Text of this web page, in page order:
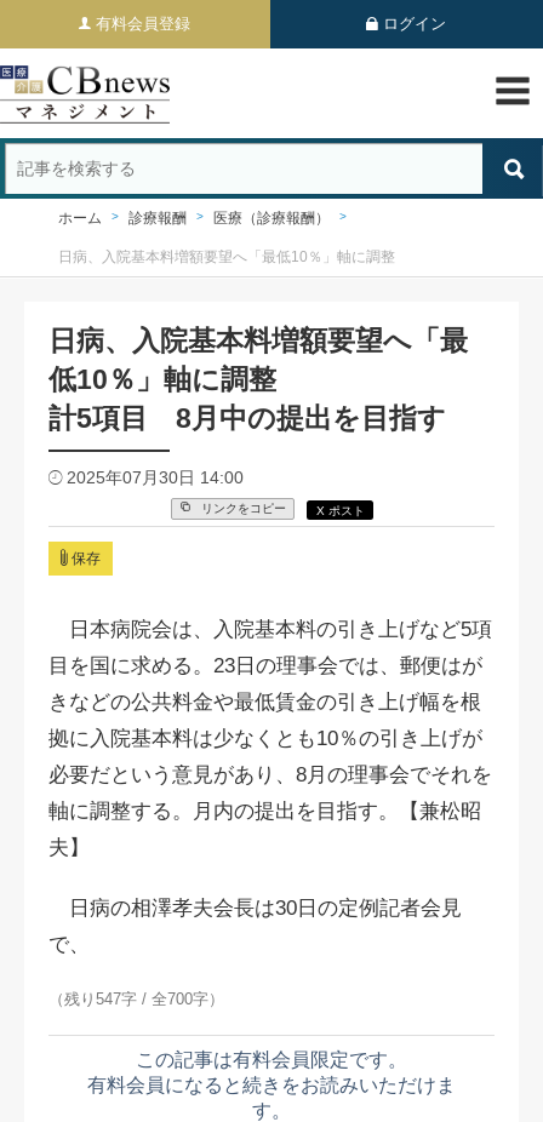
有料会員登録 ログイン
ホーム 診療報酬 医療（診療報酬）
日病、入院基本料増額要望へ「最低10％」軸に調整
日病、入院基本料増額要望へ「最
低10％」軸に調整
計5項目 8月中の提出を目指す
2025年07月30日 14:00
リンクをコピー X ポスト
保存
日本病院会は、入院基本料の引き上げなど5項
目を国に求める。23日の理事会では、郵便はが
きなどの公共料金や最低賃金の引き上げ幅を根
拠に入院基本料は少なくとも10％の引き上げが
必要だという意見があり、8月の理事会でそれを
軸に調整する。
月内の提出を目指す。
【兼松昭
夫】
日病の相澤孝夫会長は30日の定例記者会見
で、
（残り547字 / 全700字）
この記事は有料会員限定です。
有料会員になると続きをお読みいただけま
す。